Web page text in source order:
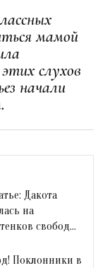
мамой
слухов
начали
Дакота
на
свободы"
Поклонники в